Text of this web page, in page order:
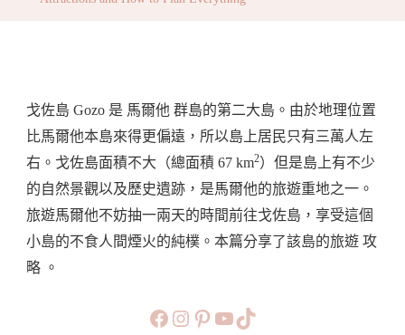
全
攻
略
Gozo
Travel
Guide:
And
戈佐島 Gozo 是 馬爾他 群島的第二大島。由於地理位置
比馬爾他本島來得更偏遠，所以島上居民只有三萬人左
右。戈佐島面積不大（總面積 67 km2）但是島上有不少
的自然景觀以及歷史遺跡，是馬爾他的旅遊重地之一。
旅遊馬爾他不妨抽一兩天的時間前往戈佐島，享受這個
小島的不食人間煙火的純樸。本篇分享了該島的旅遊 攻
略 。
https://www.facebook.com/
https://
https://
旅行美食小短片TikTok